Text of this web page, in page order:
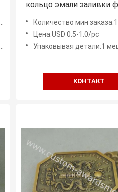
кольцо эмали заливки
сплава цинка
трудное
Количество мин заказа:100 ПК
Цена:USD 0.5-1.0/pc
Упаковывая детали:1 мешок pc/poly,
КОНТАКТ